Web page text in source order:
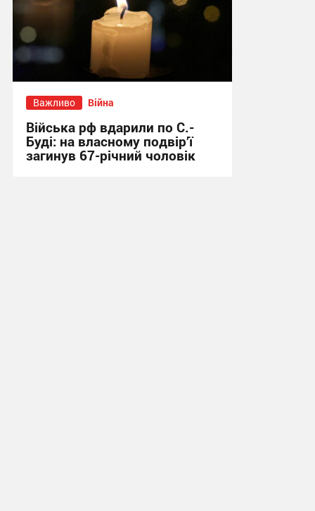
Важливо Війна
Війська рф вдарили по С.-
Буді: на власному подвір’ї
загинув 67-річний чоловік